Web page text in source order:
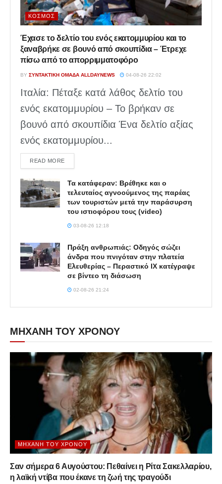
ΚΌΣΜΟΣ
Έχασε το δελτίο του ενός εκατομμυρίου και το
ξαναβρήκε σε βουνό από σκουπίδια – Έτρεχε
πίσω από το απορριμματοφόρο
BY ΣΥΝΤΑΚΤΙΚΉ ΟΜΆΔΑ ALLDAYNEWS 04-08-26 22:02
Ιταλία: Πέταξε κατά λάθος δελτίο του
ενός εκατομμυρίου – Το βρήκαν σε
βουνό από σκουπίδια Ένα δελτίο αξίας
ενός εκατομμυρίου...
READ MOREDETAILS
Τα κατάφεραν: Βρέθηκε και ο
τελευταίος αγνοούμενος της παρέας
των τουριστών μετά την παράσυρση
του ιστιοφόρου τους (video)
03-08-26 12:18
Πράξη ανθρωπιάς: Οδηγός σώζει
άνδρα που πνιγόταν στην πλατεία
Ελευθερίας – Περαστικό ΙΧ κατέγραψε
σε βίντεο τη διάσωση
02-08-26 21:24
ΜΗΧΑΝΗ ΤΟΥ ΧΡΟΝΟΥ
ΜΗΧΑΝΉ ΤΟΥ ΧΡΌΝΟΥ
Σαν σήμερα 6 Αυγούστου: Πεθαίνει η Ρίτα Σακελλαρίου,
η λαϊκή ντίβα που έκανε τη ζωή της τραγούδι